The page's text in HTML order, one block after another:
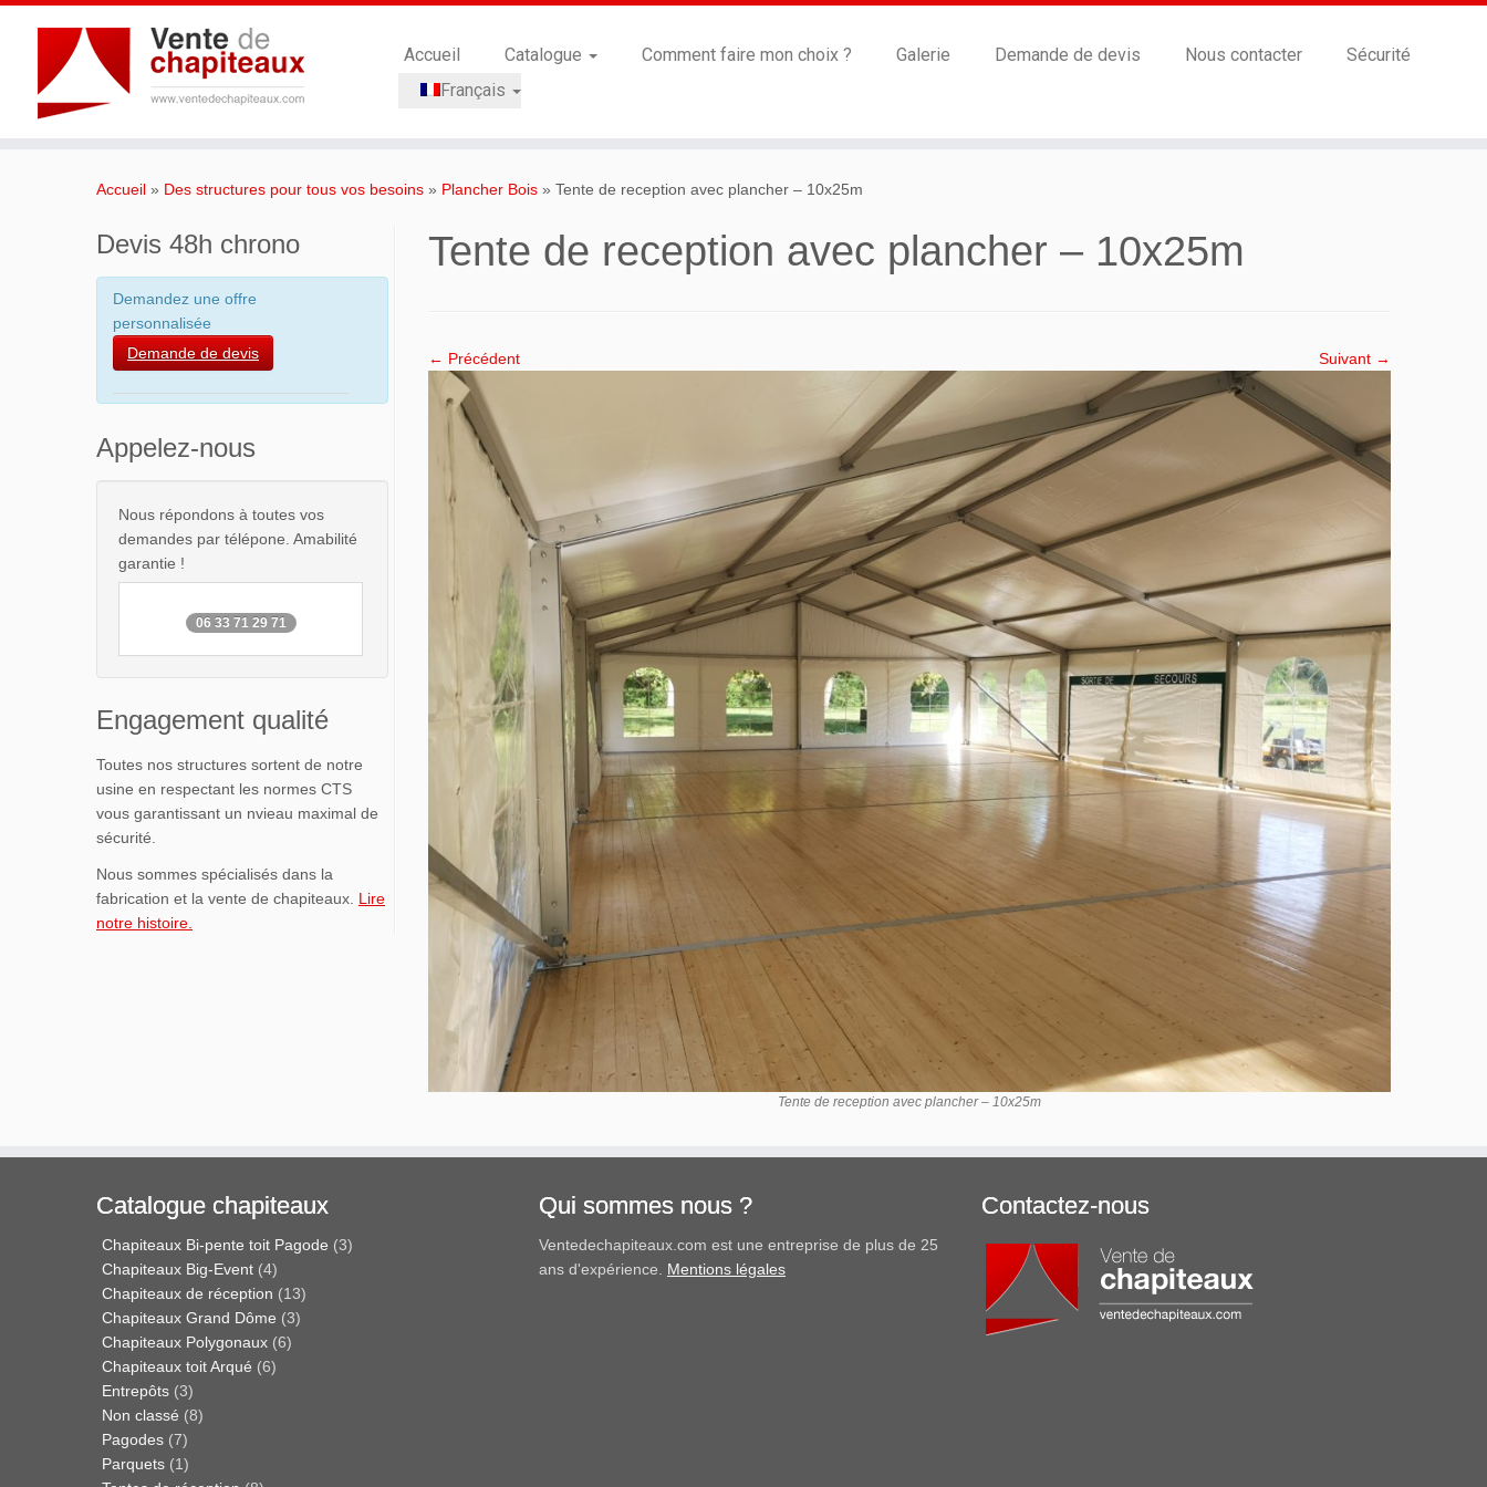
Accueil Catalogue Comment faire mon choix ? Galerie Demande de devis Nous contacter
Sécurité
Français
Accueil » Des structures pour tous vos besoins » Plancher Bois » Tente de reception avec plancher – 10x25m
Devis 48h chrono
Demandez une offre
personnalisée
Demande de devis
Appelez-nous
Nous répondons à toutes vos
demandes par télépone. Amabilité
garantie !
06 33 71 29 71
Engagement qualité
Toutes nos structures sortent de notre
usine en respectant les normes CTS
vous garantissant un nvieau maximal de
sécurité.
Nous sommes spécialisés dans la
fabrication et la vente de chapiteaux. Lire
notre histoire.
Tente de reception avec plancher – 10x25m
← Précédent Suivant →
Tente de reception avec plancher – 10x25m
Catalogue chapiteaux
Chapiteaux Bi-pente toit Pagode (3)
Chapiteaux Big-Event (4)
Chapiteaux de réception (13)
Chapiteaux Grand Dôme (3)
Chapiteaux Polygonaux (6)
Chapiteaux toit Arqué (6)
Entrepôts (3)
Non classé (8)
Pagodes (7)
Parquets (1)
Qui sommes nous ?
Ventedechapiteaux.com est une entreprise de plus de 25
ans d'expérience. Mentions légales
Contactez-nous